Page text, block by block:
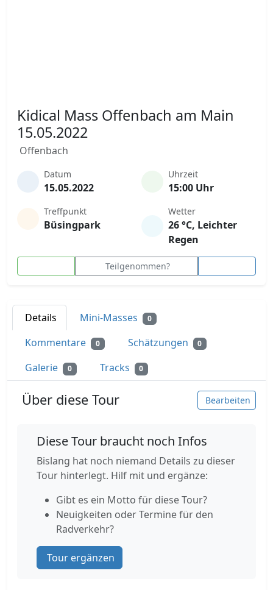
Kidical Mass Offenbach am Main
15.05.2022
Offenbach
Datum
15.05.2022
Uhrzeit
15:00 Uhr
Treffpunkt
Büsingpark
Wetter
26 °C, Leichter
Regen
Teilgenommen?
Details Mini-Masses 0
Kommentare 0 Schätzungen 0
Galerie 0 Tracks 0
Über diese Tour Bearbeiten
Diese Tour braucht noch Infos
Bislang hat noch niemand Details zu dieser
Tour hinterlegt. Hilf mit und ergänze:
Gibt es ein Motto für diese Tour?
Neuigkeiten oder Termine für den
Radverkehr?
Tour ergänzen